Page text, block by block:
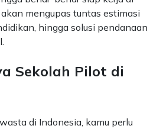
mengupas tuntas estimasi
hingga solusi pendanaan
Sekolah Pilot di
di Indonesia, kamu perlu